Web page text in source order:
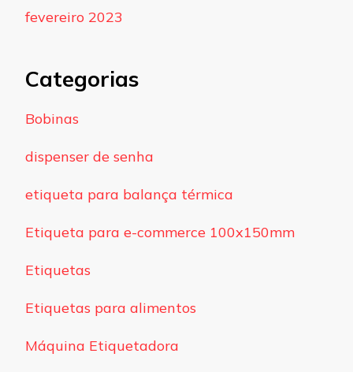
fevereiro 2023
Categorias
Bobinas
dispenser de senha
etiqueta para balança térmica
Etiqueta para e-commerce 100x150mm
Etiquetas
Etiquetas para alimentos
Máquina Etiquetadora